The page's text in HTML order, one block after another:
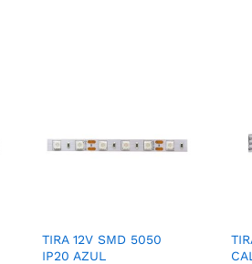
TIRA 12V SMD 5050
IP20 AZUL